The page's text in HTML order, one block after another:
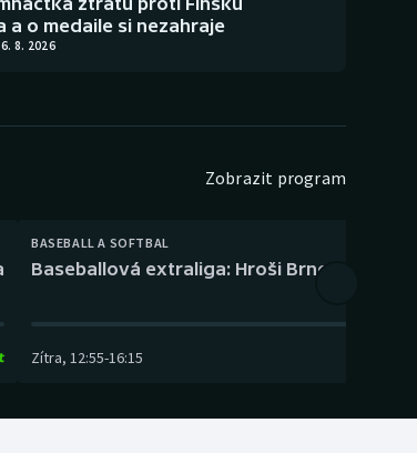
a o medaile si nezahraje
8. 2026
Zobrazit program
BASEBALL A SOFTBAL
Baseballová extraliga: Hroši Brno – Eagles
Zítra, 12:55-16:15